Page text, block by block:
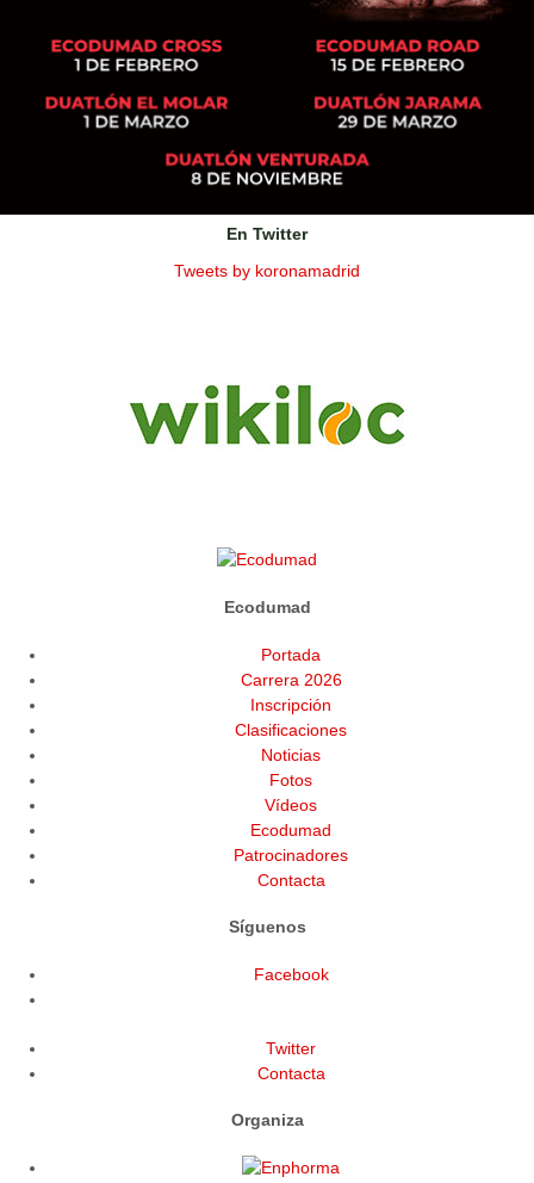
En Twitter
Tweets by koronamadrid
Ecodumad
Portada
Carrera 2026
Inscripción
Clasificaciones
Noticias
Fotos
Vídeos
Ecodumad
Patrocinadores
Contacta
Síguenos
Facebook
Twitter
Contacta
Organiza